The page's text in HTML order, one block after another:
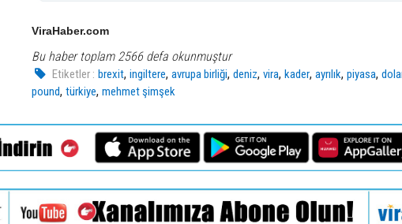
ViraHaber.com
Bu haber toplam 2566 defa okunmuştur
Etiketler : brexit,ingiltere,avrupa birliği,deniz,vira,kader,ayrılık,piyasa,
pound, türkiye, mehmet şimşek